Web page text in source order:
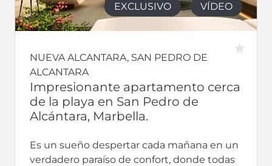
EXCLUSIVO VÍDEO
NUEVA ALCANTARA, SAN PEDRO DE
ALCANTARA
Impresionante apartamento cerca
de la playa en San Pedro de
Alcántara, Marbella.
Es un sueño despertar cada mañana en un
verdadero paraíso de confort, donde todas